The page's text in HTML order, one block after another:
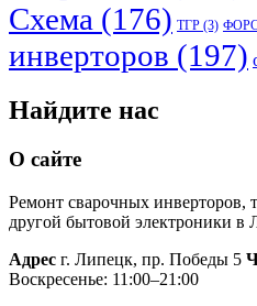
Схема (176) ТГР (3)
инверторов (197)
Найдите нас
О сайте
Ремонт сварочных инверторов,
другой бытовой электроники в
Адрес г. Липецк, пр. Победы 5
Воскресенье: 11:00–21:00